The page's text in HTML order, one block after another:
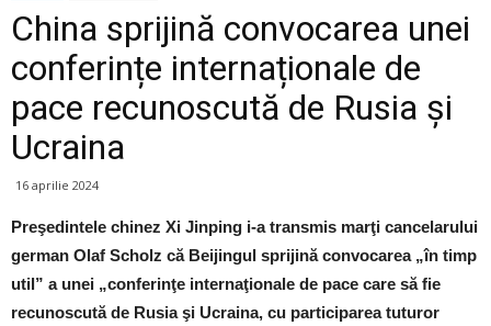
China sprijină convocarea unei
conferințe internaționale de
pace recunoscută de Rusia și
Ucraina
16 aprilie 2024
Preşedintele chinez Xi Jinping i-a transmis marţi cancelarului
german Olaf Scholz că Beijingul sprijină convocarea „în timp
util” a unei „conferinţe internaţionale de pace care să fie
recunoscută de Rusia şi Ucraina, cu participarea tuturor